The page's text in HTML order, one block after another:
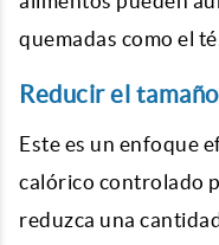
quemadas como el
Reducir el
Este es un enfoque
calórico controlado
reduzca una